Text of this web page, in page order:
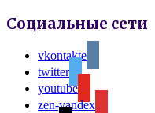
Социальные сети
vkontakte
twitter
youtube
zen-yandex